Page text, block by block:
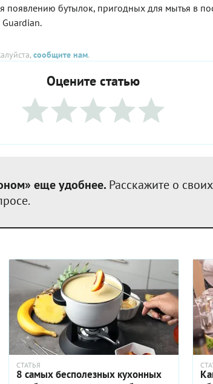
появлению бутылок, пригодных для мытья в
сообщите нам.
Оцените статью
еще удобнее. Расскажите о своих
СТАТЬЯ
8 самых бесполезных кухонных